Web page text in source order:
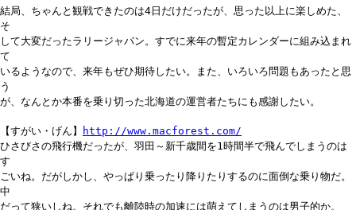
結局、ちゃんと観戦できたのは4日だけだったが、思った以上に楽しめた、
そ
して大変だったラリージャパン。すでに来年の暫定カレンダーに組み込まれ
て
いるようなので、来年もぜひ期待したい。また、いろいろ問題もあったと思
う
が、なんとか本番を乗り切った北海道の運営者たちにも感謝したい。
【すがい・げん】
http://www.macforest.com/
ひさびさの飛行機だったが、羽田～新千歳間を1時間半で飛んでしまうのは
す
ごいね。だがしかし、やっぱり乗ったり降りたりするのに面倒な乗り物だ。
中
だって狭いしね。それでも離陸時の加速には萌えてしまうのは男子的か。